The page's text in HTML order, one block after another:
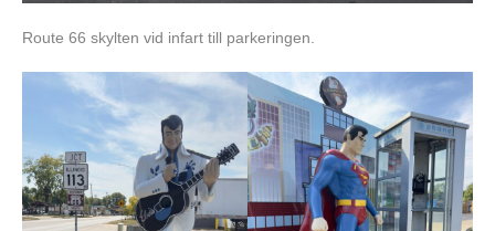
Route 66 skylten vid infart till parkeringen.